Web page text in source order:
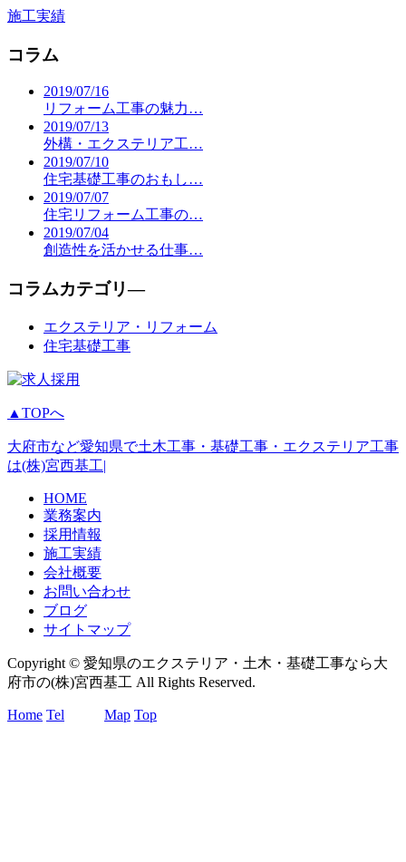
施工実績
コラム
2019/07/16
リフォーム工事の魅力…
2019/07/13
外構・エクステリア工…
2019/07/10
住宅基礎工事のおもし…
2019/07/07
住宅リフォーム工事の…
2019/07/04
創造性を活かせる仕事…
コラムカテゴリ―
エクステリア・リフォーム
住宅基礎工事
▲TOPへ
大府市など愛知県で土木工事・基礎工事・エクステリア工事
は(株)宮西基工|
HOME
業務案内
採用情報
施工実績
会社概要
お問い合わせ
ブログ
サイトマップ
Copyright © 愛知県のエクステリア・土木・基礎工事なら大
府市の(株)宮西基工 All Rights Reserved.
Home Tel Map Top